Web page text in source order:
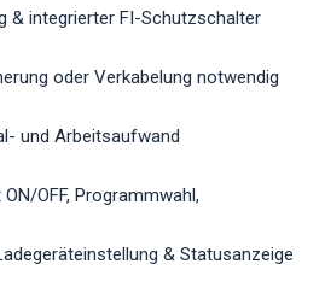
& integrierter FI-Schutzschalter
oder Verkabelung notwendig
und Arbeitsaufwand
OFF, Programmwahl,
& Statusanzeige